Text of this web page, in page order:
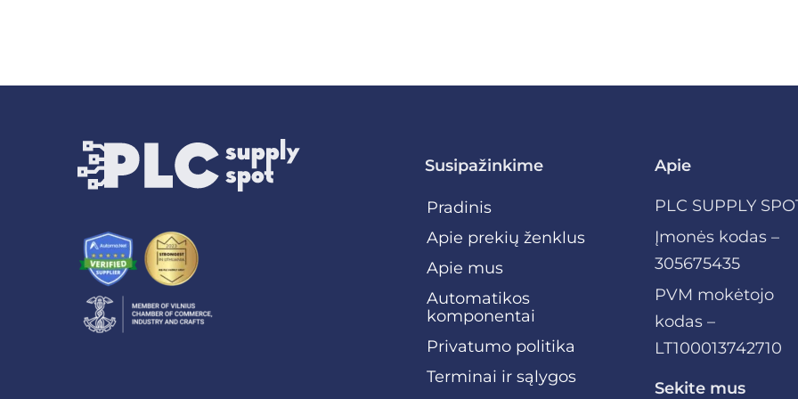
Susipažinkime
Pradinis
Apie prekių ženklus
Apie mus
Automatikos
komponentai
Privatumo politika
Terminai ir sąlygos
Apie
PLC SUPPLY
Įmonės kodas –
305675435
PVM mokėtojo
kodas –
LT100013742710
Sekite mus